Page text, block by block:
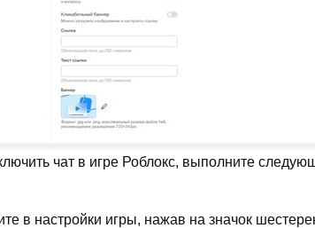
чат в игре Роблокс, выполните
в настройки игры, нажав на значок